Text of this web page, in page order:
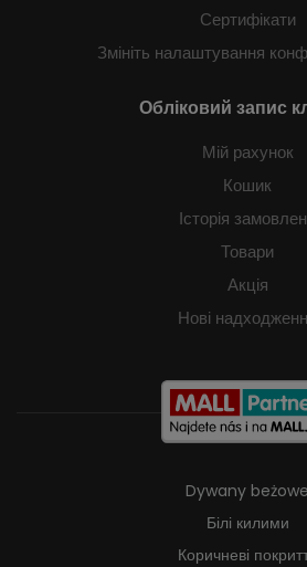
Сертифікати
Змініть налаштування
Обліковий запис
Мій рахунок
Кошик
Історія
Товари
Акція
Нові
Dywany beżowe
Білі килими
Коричневі